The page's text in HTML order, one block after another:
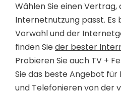
Wählen Sie einen Vertrag,
Internetnutzung passt.
Vorwahl und der
finden Sieder bester
Probieren Sie auch TV +
Sie das beste Angebot
und Telefonieren von der